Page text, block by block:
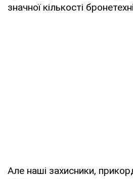
значної кількості
Але наші захисники,